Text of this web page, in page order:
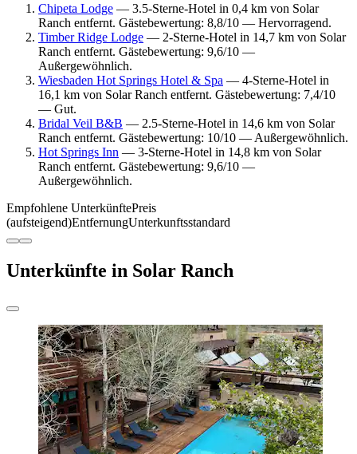
Chipeta Lodge — 3.5-Sterne-Hotel in 0,4 km von Solar
Ranch entfernt. Gästebewertung: 8,8/10 — Hervorragend.
Timber Ridge Lodge — 2-Sterne-Hotel in 14,7 km von Solar
Ranch entfernt. Gästebewertung: 9,6/10 —
Außergewöhnlich.
Wiesbaden Hot Springs Hotel & Spa — 4-Sterne-Hotel in
16,1 km von Solar Ranch entfernt. Gästebewertung: 7,4/10
— Gut.
Bridal Veil B&B — 2.5-Sterne-Hotel in 14,6 km von Solar
Ranch entfernt. Gästebewertung: 10/10 — Außergewöhnlich.
Hot Springs Inn — 3-Sterne-Hotel in 14,8 km von Solar
Ranch entfernt. Gästebewertung: 9,6/10 —
Außergewöhnlich.
Empfohlene UnterkünftePreis
(aufsteigend)EntfernungUnterkunftsstandard
Unterkünfte in Solar Ranch